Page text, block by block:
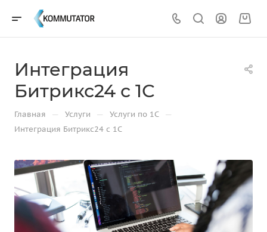
Интеграция
Битрикс24 с 1С
Главная — Услуги — Услуги по 1С —
Интеграция Битрикс24 с 1С